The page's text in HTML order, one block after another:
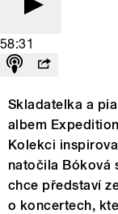
58:31
Skladatelka a
albem
Kolekci
natočila Bóková
chce představí
o koncertech,